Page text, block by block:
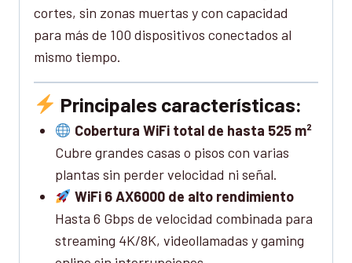
cortes, sin zonas muertas y con capacidad
para más de 100 dispositivos conectados al
mismo tiempo.
Principales características:
Cobertura WiFi total de hasta 525 m²
Cubre grandes casas o pisos con varias
plantas sin perder velocidad ni señal.
WiFi 6 AX6000 de alto rendimiento
Hasta 6 Gbps de velocidad combinada para
streaming 4K/8K, videollamadas y gaming